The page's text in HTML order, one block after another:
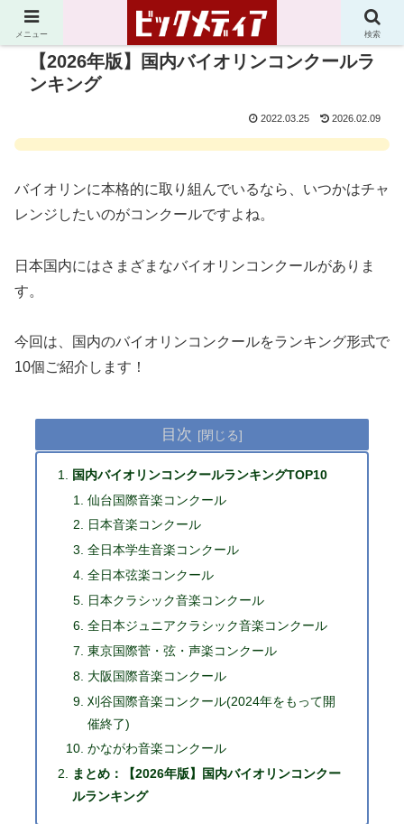
【2026年版】国内バイオリンコンクールラ
ンキング
2022.03.25 2026.02.09
バイオリンに本格的に取り組んでいるなら、いつかはチャ
レンジしたいのがコンクールですよね。
日本国内にはさまざまなバイオリンコンクールがありま
す。
今回は、国内のバイオリンコンクールをランキング形式で
10個ご紹介します！
目次
国内バイオリンコンクールランキングTOP10
仙台国際音楽コンクール
日本音楽コンクール
全日本学生音楽コンクール
全日本弦楽コンクール
日本クラシック音楽コンクール
全日本ジュニアクラシック音楽コンクール
東京国際菅・弦・声楽コンクール
大阪国際音楽コンクール
刈谷国際音楽コンクール(2024年をもって開
催終了)
かながわ音楽コンクール
まとめ：【2026年版】国内バイオリンコンクー
ルランキング
メニュー 検索